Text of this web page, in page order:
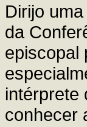
Dirijo
da
episcopal
intérprete
conhecer